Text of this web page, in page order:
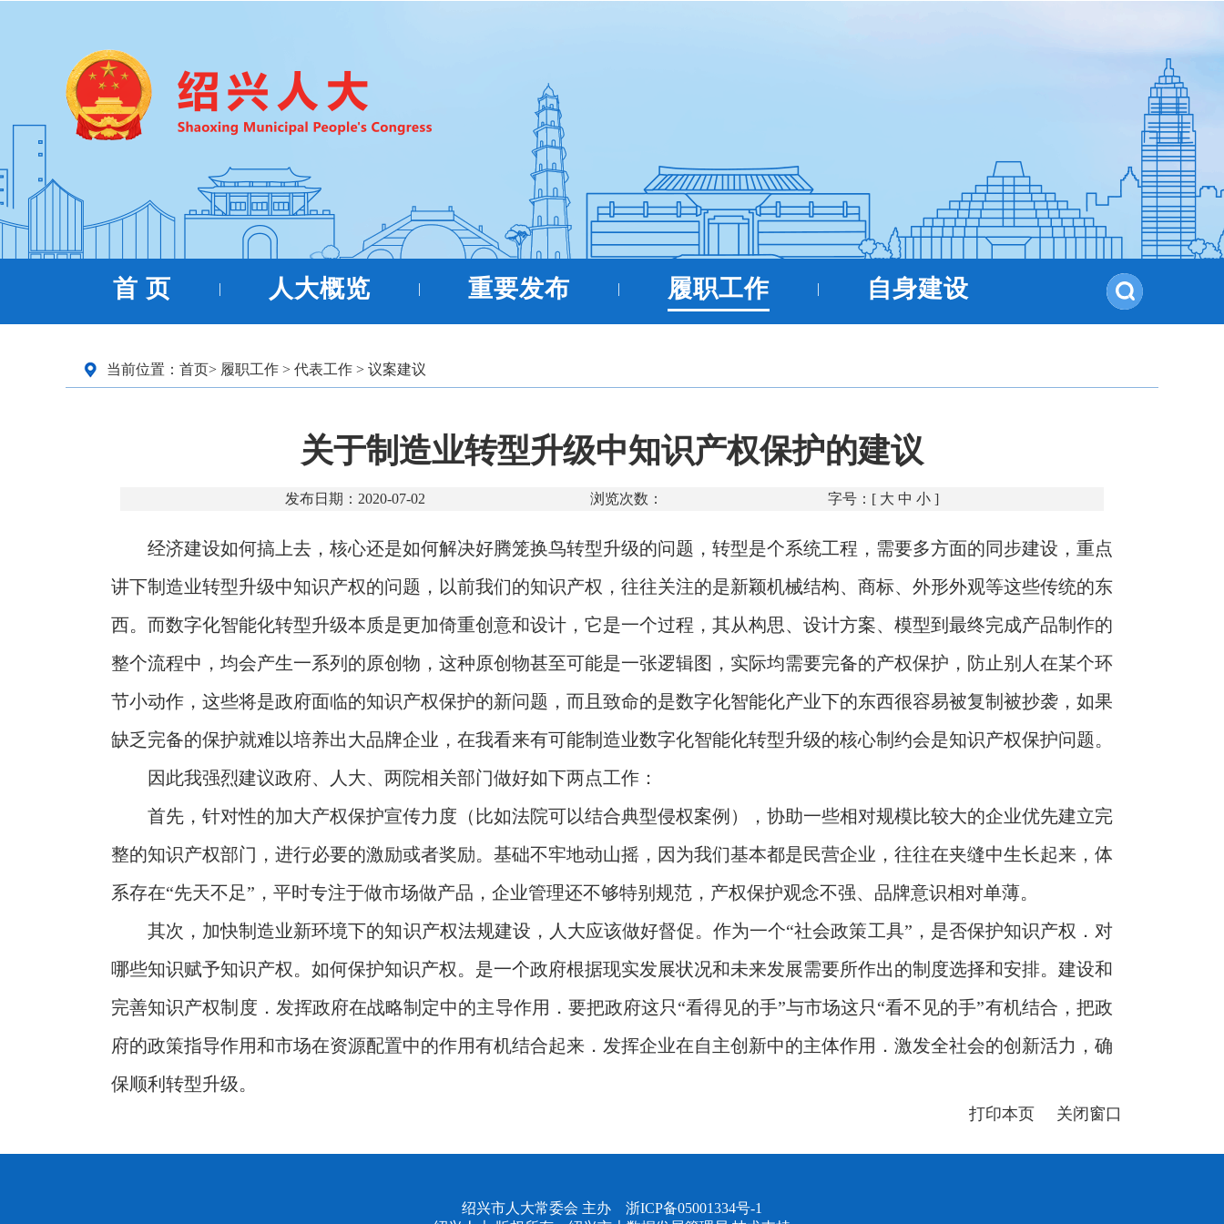
首 页 | 人大概览 | 重要发布 | 履职工作 | 自身建设
当前位置： 首页> 履职工作 > 代表工作 > 议案建议
关于制造业转型升级中知识产权保护的建议
发布日期：2020-07-02 浏览次数： 字号：[ 大 中 小 ]
经济建设如何搞上去，核心还是如何解决好腾笼换鸟转型升级的问题，转型是个系统工程，需要多方面的同步建设，重点
讲下制造业转型升级中知识产权的问题，以前我们的知识产权，往往关注的是新颖机械结构、商标、外形外观等这些传统的东
西。而数字化智能化转型升级本质是更加倚重创意和设计，它是一个过程，其从构思、设计方案、模型到最终完成产品制作的
整个流程中，均会产生一系列的原创物，这种原创物甚至可能是一张逻辑图，实际均需要完备的产权保护，防止别人在某个环
节小动作，这些将是政府面临的知识产权保护的新问题，而且致命的是数字化智能化产业下的东西很容易被复制被抄袭，如果
缺乏完备的保护就难以培养出大品牌企业，在我看来有可能制造业数字化智能化转型升级的核心制约会是知识产权保护问题。
因此我强烈建议政府、人大、两院相关部门做好如下两点工作：
首先，针对性的加大产权保护宣传力度（比如法院可以结合典型侵权案例），协助一些相对规模比较大的企业优先建立完
整的知识产权部门，进行必要的激励或者奖励。基础不牢地动山摇，因为我们基本都是民营企业，往往在夹缝中生长起来，体
系存在“先天不足”，平时专注于做市场做产品，企业管理还不够特别规范，产权保护观念不强、品牌意识相对单薄。
其次，加快制造业新环境下的知识产权法规建设，人大应该做好督促。作为一个“社会政策工具”，是否保护知识产权．对
哪些知识赋予知识产权。如何保护知识产权。是一个政府根据现实发展状况和未来发展需要所作出的制度选择和安排。建设和
完善知识产权制度．发挥政府在战略制定中的主导作用．要把政府这只“看得见的手”与市场这只“看不见的手”有机结合，把政
府的政策指导作用和市场在资源配置中的作用有机结合起来．发挥企业在自主创新中的主体作用．激发全社会的创新活力，确
保顺利转型升级。
打印本页 关闭窗口
绍兴市人大常委会 主办 浙ICP备05001334号-1